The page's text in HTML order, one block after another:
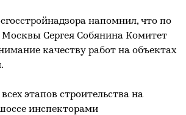
напомнил, что по
Сергея Собянина Комитет
качеству работ на объектах
этапов строительства на
инспекторами